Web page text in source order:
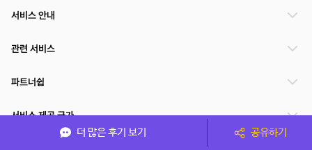
더 많은 후기 보기 공유하기
서비스 안내
관련 서비스
파트너쉽
서비스 제공 국가